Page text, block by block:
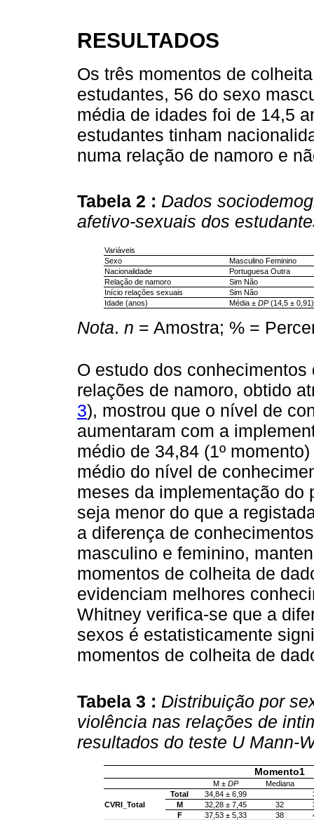
RESULTADOS
Os três momentos de
estudantes, 56 do sexo
média de idades foi de 14,5
estudantes tinham
numa relação de namoro e
Tabela 2 : Dados
afetivo-sexuais dos
Variáveis
Sexo
Masculino Feminino
Nacionalidade
Portuguesa Outra
Relação de namoro
Sim Não
Início relações sexuais
Sim Não
Idade (anos)
Média ± DP(14,5 ±
Nota. n = Amostra; % =
O estudo dos
relações de namoro, obtido
3), mostrou que o nível de
aumentaram com a
médio de 34,84 (1º
médio do nível de
meses da implementação do
seja menor do que a
a diferença de
masculino e feminino,
momentos de colheita de
evidenciam melhores
Whitney verifica-se que a
sexos é estatisticamente
momentos de colheita de
Tabela 3 : Distribuição por
violência nas relações de
resultados do teste U Mann-
Momento1
M ± DP Mediana
CVRI_Total
Total 34,84 ± 6,99
M
32,28 ± 7,45 32
F
37,53 ± 5,33 38